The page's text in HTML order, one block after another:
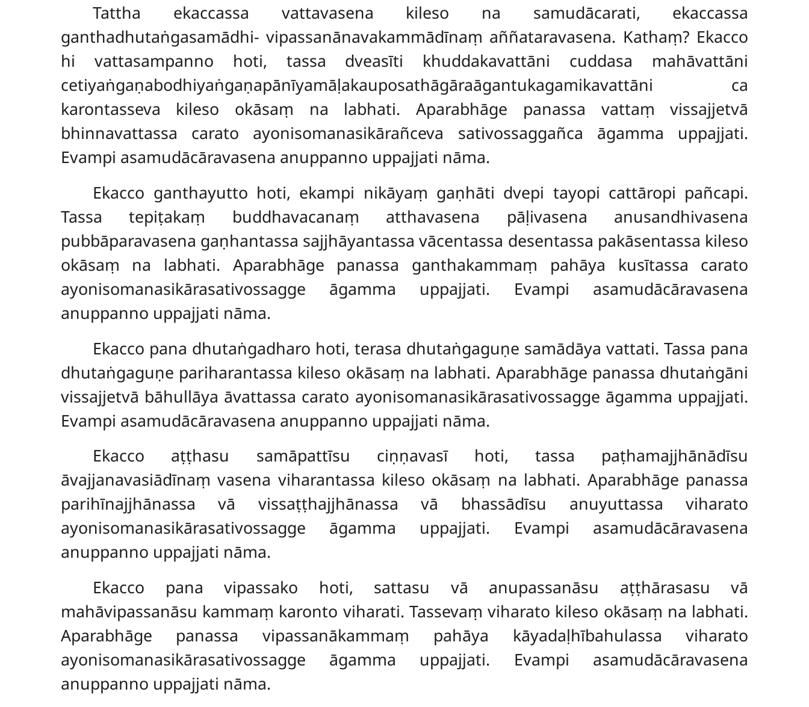
Tattha ekaccassa vattavasena kileso na samudācarati, ekaccassa
ganthadhutaṅgasamādhi- vipassanānavakammādīnaṃ aññataravasena. Kathaṃ? Ekacco
hi vattasampanno hoti, tassa dveasīti khuddakavattāni cuddasa mahāvattāni
cetiyaṅgaṇabodhiyaṅgaṇapānīyamāḷakauposathāgāraāgantukagamikavattāni ca
karontasseva kileso okāsaṃ na labhati. Aparabhāge panassa vattaṃ vissajjetvā
bhinnavattassa carato ayonisomanasikārañceva sativossaggañca āgamma uppajjati.
Evampi asamudācāravasena anuppanno uppajjati nāma.
Ekacco ganthayutto hoti, ekampi nikāyaṃ gaṇhāti dvepi tayopi cattāropi pañcapi.
Tassa tepiṭakaṃ buddhavacanaṃ atthavasena pāḷivasena anusandhivasena
pubbāparavasena gaṇhantassa sajjhāyantassa vācentassa desentassa pakāsentassa kileso
okāsaṃ na labhati. Aparabhāge panassa ganthakammaṃ pahāya kusītassa carato
ayonisomanasikārasativossagge āgamma uppajjati. Evampi asamudācāravasena
anuppanno uppajjati nāma.
Ekacco pana dhutaṅgadharo hoti, terasa dhutaṅgaguṇe samādāya vattati. Tassa pana
dhutaṅgaguṇe pariharantassa kileso okāsaṃ na labhati. Aparabhāge panassa dhutaṅgāni
vissajjetvā bāhullāya āvattassa carato ayonisomanasikārasativossagge āgamma uppajjati.
Evampi asamudācāravasena anuppanno uppajjati nāma.
Ekacco aṭṭhasu samāpattīsu ciṇṇavasī hoti, tassa paṭhamajjhānādīsu
āvajjanavasiādīnaṃ vasena viharantassa kileso okāsaṃ na labhati. Aparabhāge panassa
parihīnajjhānassa vā vissaṭṭhajjhānassa vā bhassādīsu anuyuttassa viharato
ayonisomanasikārasativossagge āgamma uppajjati. Evampi asamudācāravasena
anuppanno uppajjati nāma.
Ekacco pana vipassako hoti, sattasu vā anupassanāsu aṭṭhārasasu vā
mahāvipassanāsu kammaṃ karonto viharati. Tassevaṃ viharato kileso okāsaṃ na labhati.
Aparabhāge panassa vipassanākammaṃ pahāya kāyadaḷhībahulassa viharato
ayonisomanasikārasativossagge āgamma uppajjati. Evampi asamudācāravasena
anuppanno uppajjati nāma.